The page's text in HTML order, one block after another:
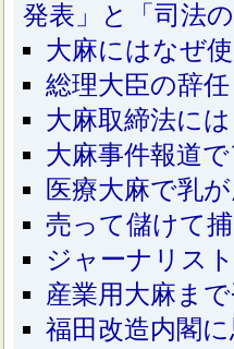
発表」と「司法
大麻にはなぜ
総理大臣の辞
大麻取締法に
大麻事件報道
医療大麻で乳
売って儲けて
ジャーナリス
産業用大麻ま
福田改造内閣